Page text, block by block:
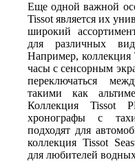
Еще одной важной
Tissot является их
широкий
для различных
Например, коллекция
часы с сенсорным
переключаться
такими как
Коллекция Tissot
хронографы с
подходят для
коллекция Tissot
для любителей